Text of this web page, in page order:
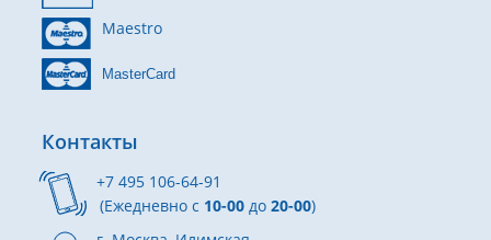
Maestro
MasterCard
Контакты
+7 495 106-64-91
(Ежедневно с 10-00 до 20-00)